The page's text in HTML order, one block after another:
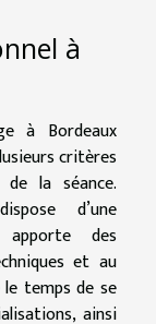
à
à Bordeaux
critères
la séance.
d’une
apporte des
et au
temps de se
ainsi